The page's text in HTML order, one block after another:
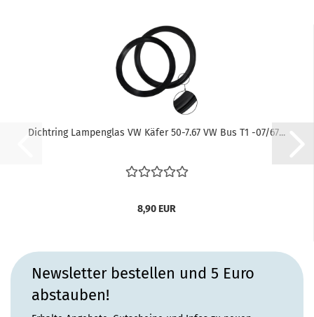
Dichtring Lampenglas VW Käfer 50-7.67 VW Bus T1 -07/67...
8,90 EUR
Newsletter bestellen und 5 Euro
abstauben!